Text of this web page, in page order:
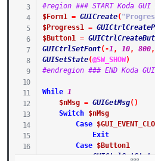
#region ### START Koda
$Form1 = GUICreate(
$Progress1 =
$Button1 =
GUICtrlSetFont( -1 , 10, 800,
GUISetState(@SW_SHOW)
#endregion ### END Koda
While 1
$nMsg = GUIGetMsg( )
Switch
$nMsg
Case
Exit
Case
$Button1
GUICtrlSetState